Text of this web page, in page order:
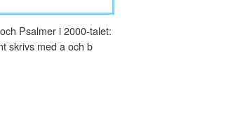
Psalmer i 2000-talet:
skrivs med a och b